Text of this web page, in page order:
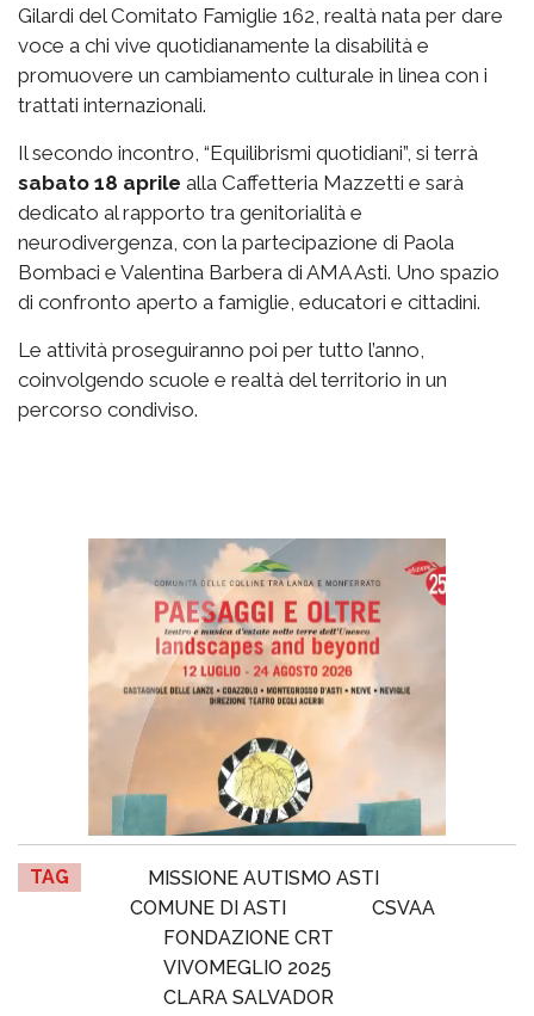
Gilardi del Comitato Famiglie 162, realtà nata per dare
voce a chi vive quotidianamente la disabilità e
promuovere un cambiamento culturale in linea con i
trattati internazionali.
Il secondo incontro, “Equilibrismi quotidiani”, si terrà
sabato 18 aprile alla Caffetteria Mazzetti e sarà
dedicato al rapporto tra genitorialità e
neurodivergenza, con la partecipazione di Paola
Bombaci e Valentina Barbera di AMA Asti. Uno spazio
di confronto aperto a famiglie, educatori e cittadini.
Le attività proseguiranno poi per tutto l’anno,
coinvolgendo scuole e realtà del territorio in un
percorso condiviso.
TAG
MISSIONE AUTISMO ASTI
COMUNE DI ASTI
CSVAA
FONDAZIONE CRT
VIVOMEGLIO 2025
CLARA SALVADOR